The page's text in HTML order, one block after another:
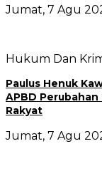
Jumat, 7 Agu
Hukum Dan
Paulus Henuk
APBD
Rakyat
Jumat, 7 Agu